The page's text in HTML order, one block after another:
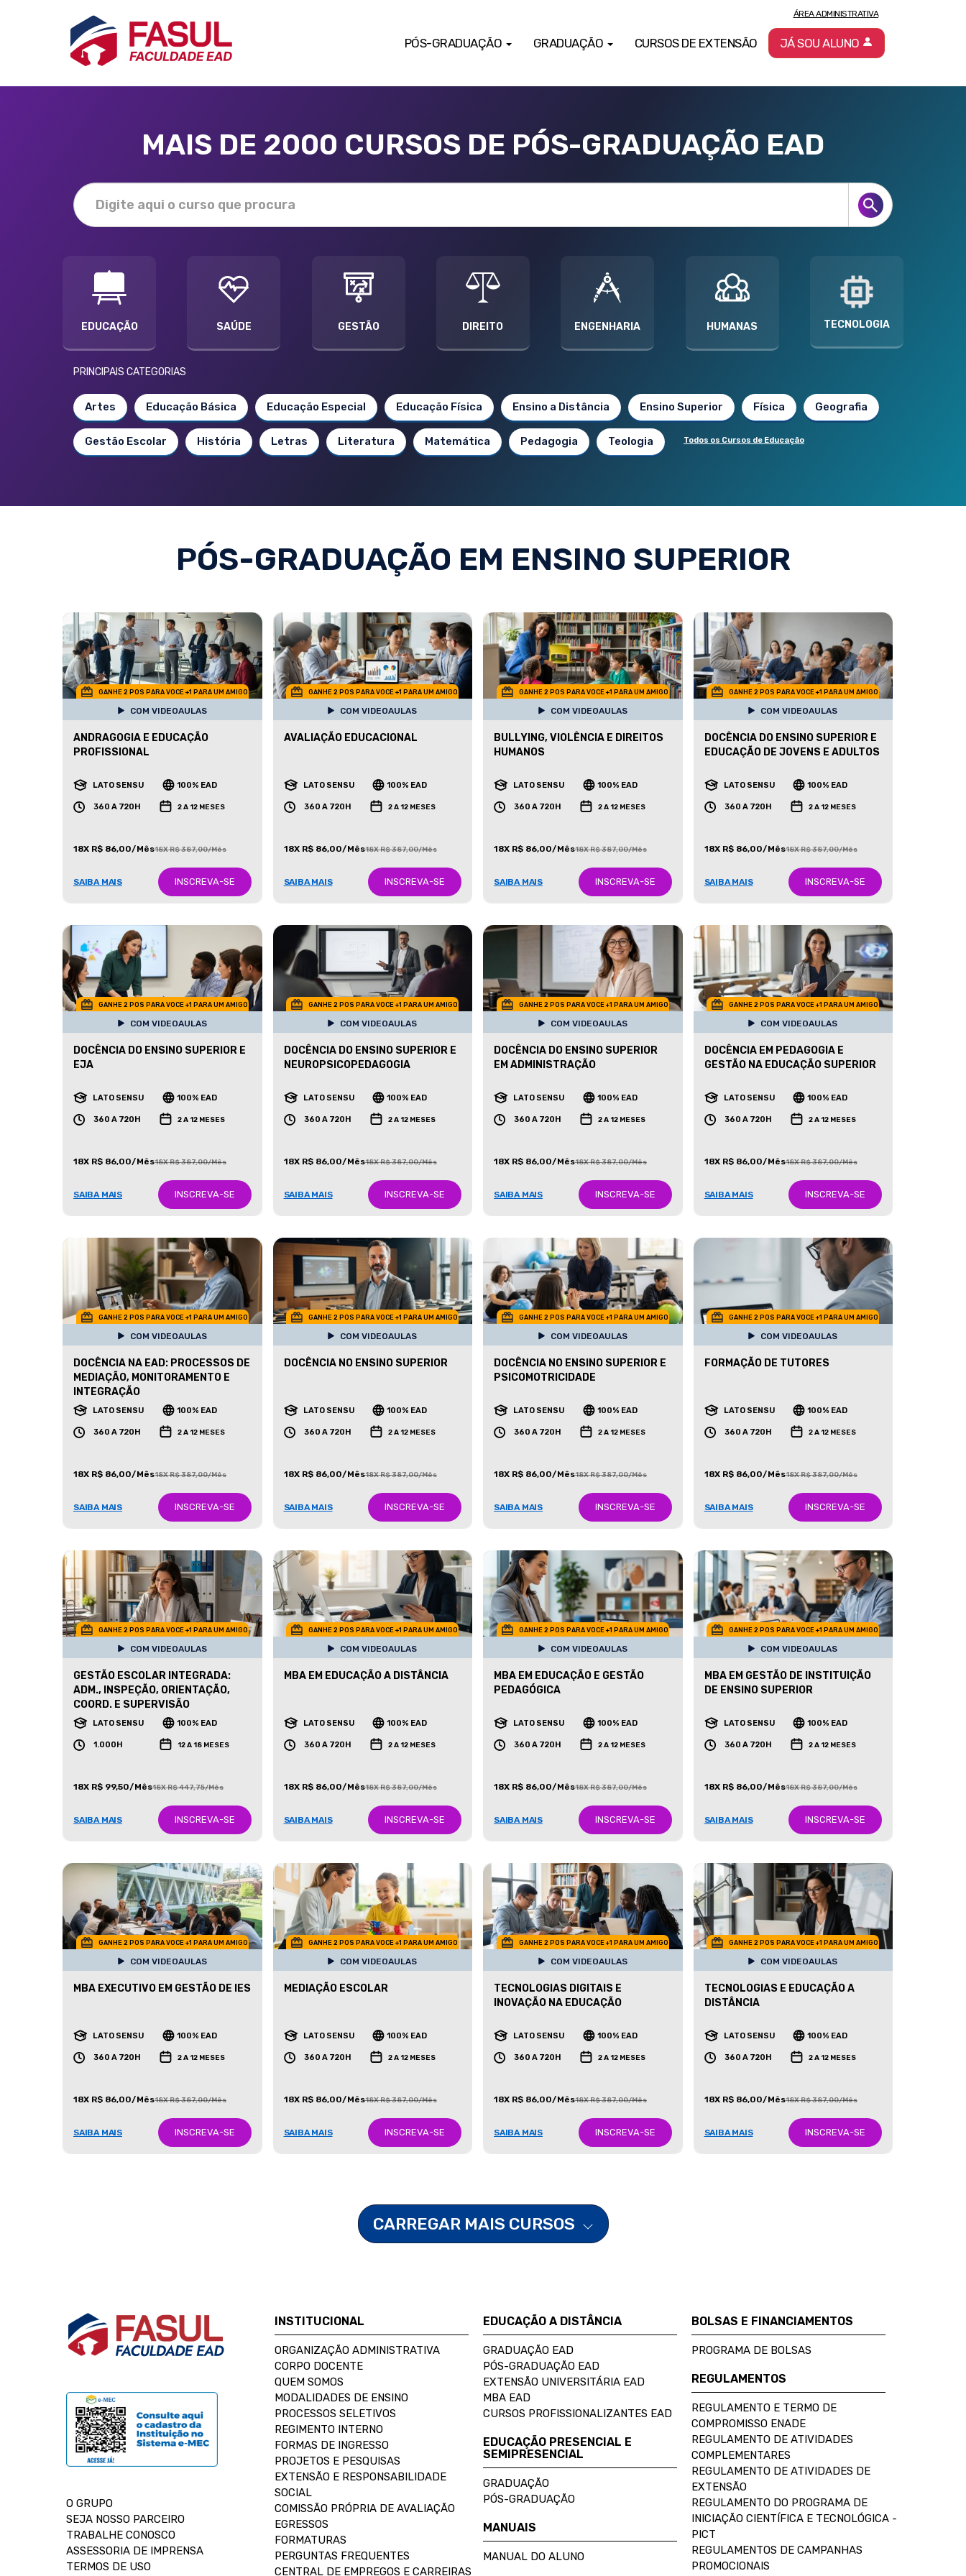
PÓS-GRADUAÇÃO GRADUAÇÃO CURSOS DE EXTENSÃO
ÁREA ADMINISTRATIVA
JÁ SOU ALUNO
MAIS DE 2000 CURSOS DE PÓS-GRADUAÇÃO EAD
EDUCAÇÃO SAÚDE GESTÃO DIREITO ENGENHARIA HUMANAS TECNOLOGIA
PRINCIPAIS CATEGORIAS
Artes Educação Básica Educação Especial Educação Física Ensino a Distância Ensino Superior Física Geografia
Gestão Escolar História Letras Literatura Matemática Pedagogia Teologia Todos os Cursos de Educação
PÓS-GRADUAÇÃO EM ENSINO SUPERIOR
GANHE 2 POS PARA VOCE +1 PARA UM AMIGO
COM VIDEOAULAS
ANDRAGOGIA E EDUCAÇÃO
PROFISSIONAL
LATO SENSU 100% EAD
360 A 720H 2 A 12 MESES
18X R$ 86,00/Mês18X R$ 387,00/Mês
SAIBA MAIS INSCREVA-SE
GANHE 2 POS PARA VOCE +1 PARA UM AMIGO
COM VIDEOAULAS
AVALIAÇÃO EDUCACIONAL
LATO SENSU 100% EAD
360 A 720H 2 A 12 MESES
18X R$ 86,00/Mês18X R$ 387,00/Mês
SAIBA MAIS INSCREVA-SE
GANHE 2 POS PARA VOCE +1 PARA UM AMIGO
COM VIDEOAULAS
BULLYING, VIOLÊNCIA E DIREITOS
HUMANOS
LATO SENSU 100% EAD
360 A 720H 2 A 12 MESES
18X R$ 86,00/Mês18X R$ 387,00/Mês
SAIBA MAIS INSCREVA-SE
GANHE 2 POS PARA VOCE +1 PARA UM AMIGO
COM VIDEOAULAS
DOCÊNCIA DO ENSINO SUPERIOR E
EDUCAÇÃO DE JOVENS E ADULTOS
LATO SENSU 100% EAD
360 A 720H 2 A 12 MESES
18X R$ 86,00/Mês18X R$ 387,00/Mês
SAIBA MAIS INSCREVA-SE
GANHE 2 POS PARA VOCE +1 PARA UM AMIGO
COM VIDEOAULAS
DOCÊNCIA DO ENSINO SUPERIOR E
EJA
LATO SENSU 100% EAD
360 A 720H 2 A 12 MESES
18X R$ 86,00/Mês18X R$ 387,00/Mês
SAIBA MAIS INSCREVA-SE
GANHE 2 POS PARA VOCE +1 PARA UM AMIGO
COM VIDEOAULAS
DOCÊNCIA DO ENSINO SUPERIOR E
NEUROPSICOPEDAGOGIA
LATO SENSU 100% EAD
360 A 720H 2 A 12 MESES
18X R$ 86,00/Mês18X R$ 387,00/Mês
SAIBA MAIS INSCREVA-SE
GANHE 2 POS PARA VOCE +1 PARA UM AMIGO
COM VIDEOAULAS
DOCÊNCIA DO ENSINO SUPERIOR
EM ADMINISTRAÇÃO
LATO SENSU 100% EAD
360 A 720H 2 A 12 MESES
18X R$ 86,00/Mês18X R$ 387,00/Mês
SAIBA MAIS INSCREVA-SE
GANHE 2 POS PARA VOCE +1 PARA UM AMIGO
COM VIDEOAULAS
DOCÊNCIA EM PEDAGOGIA E
GESTÃO NA EDUCAÇÃO SUPERIOR
LATO SENSU 100% EAD
360 A 720H 2 A 12 MESES
18X R$ 86,00/Mês18X R$ 387,00/Mês
SAIBA MAIS INSCREVA-SE
GANHE 2 POS PARA VOCE +1 PARA UM AMIGO
COM VIDEOAULAS
DOCÊNCIA NA EAD: PROCESSOS DE
MEDIAÇÃO, MONITORAMENTO E
INTEGRAÇÃO
LATO SENSU 100% EAD
360 A 720H 2 A 12 MESES
18X R$ 86,00/Mês18X R$ 387,00/Mês
SAIBA MAIS INSCREVA-SE
GANHE 2 POS PARA VOCE +1 PARA UM AMIGO
COM VIDEOAULAS
DOCÊNCIA NO ENSINO SUPERIOR
LATO SENSU 100% EAD
360 A 720H 2 A 12 MESES
18X R$ 86,00/Mês18X R$ 387,00/Mês
SAIBA MAIS INSCREVA-SE
GANHE 2 POS PARA VOCE +1 PARA UM AMIGO
COM VIDEOAULAS
DOCÊNCIA NO ENSINO SUPERIOR E
PSICOMOTRICIDADE
LATO SENSU 100% EAD
360 A 720H 2 A 12 MESES
18X R$ 86,00/Mês18X R$ 387,00/Mês
SAIBA MAIS INSCREVA-SE
GANHE 2 POS PARA VOCE +1 PARA UM AMIGO
COM VIDEOAULAS
FORMAÇÃO DE TUTORES
LATO SENSU 100% EAD
360 A 720H 2 A 12 MESES
18X R$ 86,00/Mês18X R$ 387,00/Mês
SAIBA MAIS INSCREVA-SE
GANHE 2 POS PARA VOCE +1 PARA UM AMIGO
COM VIDEOAULAS
GESTÃO ESCOLAR INTEGRADA:
ADM., INSPEÇÃO, ORIENTAÇÃO,
COORD. E SUPERVISÃO
LATO SENSU 100% EAD
1.000H 12 A 18 MESES
18X R$ 99,50/Mês18X R$ 447,75/Mês
SAIBA MAIS INSCREVA-SE
GANHE 2 POS PARA VOCE +1 PARA UM AMIGO
COM VIDEOAULAS
MBA EM EDUCAÇÃO A DISTÂNCIA
LATO SENSU 100% EAD
360 A 720H 2 A 12 MESES
18X R$ 86,00/Mês18X R$ 387,00/Mês
SAIBA MAIS INSCREVA-SE
GANHE 2 POS PARA VOCE +1 PARA UM AMIGO
COM VIDEOAULAS
MBA EM EDUCAÇÃO E GESTÃO
PEDAGÓGICA
LATO SENSU 100% EAD
360 A 720H 2 A 12 MESES
18X R$ 86,00/Mês18X R$ 387,00/Mês
SAIBA MAIS INSCREVA-SE
GANHE 2 POS PARA VOCE +1 PARA UM AMIGO
COM VIDEOAULAS
MBA EM GESTÃO DE INSTITUIÇÃO
DE ENSINO SUPERIOR
LATO SENSU 100% EAD
360 A 720H 2 A 12 MESES
18X R$ 86,00/Mês18X R$ 387,00/Mês
SAIBA MAIS INSCREVA-SE
GANHE 2 POS PARA VOCE +1 PARA UM AMIGO
COM VIDEOAULAS
MBA EXECUTIVO EM GESTÃO DE IES
LATO SENSU 100% EAD
360 A 720H 2 A 12 MESES
18X R$ 86,00/Mês18X R$ 387,00/Mês
SAIBA MAIS INSCREVA-SE
GANHE 2 POS PARA VOCE +1 PARA UM AMIGO
COM VIDEOAULAS
MEDIAÇÃO ESCOLAR
LATO SENSU 100% EAD
360 A 720H 2 A 12 MESES
18X R$ 86,00/Mês18X R$ 387,00/Mês
SAIBA MAIS INSCREVA-SE
GANHE 2 POS PARA VOCE +1 PARA UM AMIGO
COM VIDEOAULAS
TECNOLOGIAS DIGITAIS E
INOVAÇÃO NA EDUCAÇÃO
LATO SENSU 100% EAD
360 A 720H 2 A 12 MESES
18X R$ 86,00/Mês18X R$ 387,00/Mês
SAIBA MAIS INSCREVA-SE
GANHE 2 POS PARA VOCE +1 PARA UM AMIGO
COM VIDEOAULAS
TECNOLOGIAS E EDUCAÇÃO A
DISTÂNCIA
LATO SENSU 100% EAD
360 A 720H 2 A 12 MESES
18X R$ 86,00/Mês18X R$ 387,00/Mês
SAIBA MAIS INSCREVA-SE
CARREGAR MAIS CURSOS
O GRUPO
SEJA NOSSO PARCEIRO
TRABALHE CONOSCO
ASSESSORIA DE IMPRENSA
TERMOS DE USO
INSTITUCIONAL
ORGANIZAÇÃO ADMINISTRATIVA
CORPO DOCENTE
QUEM SOMOS
MODALIDADES DE ENSINO
PROCESSOS SELETIVOS
REGIMENTO INTERNO
FORMAS DE INGRESSO
PROJETOS E PESQUISAS
EXTENSÃO E RESPONSABILIDADE
SOCIAL
COMISSÃO PRÓPRIA DE AVALIAÇÃO
EGRESSOS
FORMATURAS
PERGUNTAS FREQUENTES
CENTRAL DE EMPREGOS E CARREIRAS
EDUCAÇÃO A DISTÂNCIA
GRADUAÇÃO EAD
PÓS-GRADUAÇÃO EAD
EXTENSÃO UNIVERSITÁRIA EAD
MBA EAD
CURSOS PROFISSIONALIZANTES EAD
EDUCAÇÃO PRESENCIAL E
SEMIPRESENCIAL
GRADUAÇÃO
PÓS-GRADUAÇÃO
MANUAIS
MANUAL DO ALUNO
BOLSAS E FINANCIAMENTOS
PROGRAMA DE BOLSAS
REGULAMENTOS
REGULAMENTO E TERMO DE
COMPROMISSO ENADE
REGULAMENTO DE ATIVIDADES
COMPLEMENTARES
REGULAMENTO DE ATIVIDADES DE
EXTENSÃO
REGULAMENTO DO PROGRAMA DE
INICIAÇÃO CIENTÍFICA E TECNOLÓGICA -
PICT
REGULAMENTOS DE CAMPANHAS
PROMOCIONAIS